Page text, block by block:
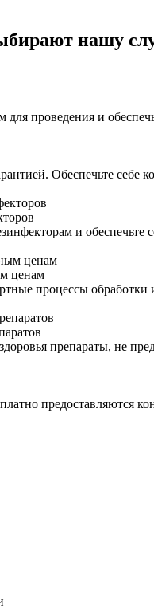
нашу
проведения и
Обеспечьте себе
и обеспечьте
ценам
процессы обработки
препараты, не
предоставляются